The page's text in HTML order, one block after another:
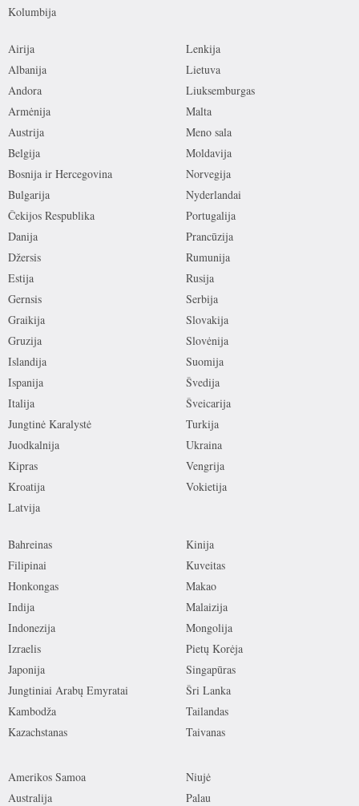
Kolumbija
Airija
Albanija
Andora
Armėnija
Austrija
Belgija
Bosnija ir Hercegovina
Bulgarija
Čekijos Respublika
Danija
Džersis
Estija
Gernsis
Graikija
Gruzija
Islandija
Ispanija
Italija
Jungtinė Karalystė
Juodkalnija
Kipras
Kroatija
Latvija
Lenkija
Lietuva
Liuksemburgas
Malta
Meno sala
Moldavija
Norvegija
Nyderlandai
Portugalija
Prancūzija
Rumunija
Rusija
Serbija
Slovakija
Slovėnija
Suomija
Švedija
Šveicarija
Turkija
Ukraina
Vengrija
Vokietija
Bahreinas
Filipinai
Honkongas
Indija
Indonezija
Izraelis
Japonija
Jungtiniai Arabų Emyratai
Kambodža
Kazachstanas
Kinija
Kuveitas
Makao
Malaizija
Mongolija
Pietų Korėja
Singapūras
Šri Lanka
Tailandas
Taivanas
Amerikos Samoa
Australija
Niujė
Palau